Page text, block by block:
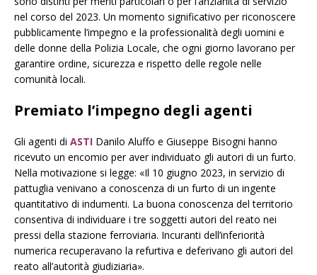
nel corso del 2023. Un momento significativo per riconoscere
pubblicamente l’impegno e la professionalità degli uomini e
delle donne della Polizia Locale, che ogni giorno lavorano per
garantire ordine, sicurezza e rispetto delle regole nelle
comunità locali.
Premiato l’impegno degli agenti
Gli agenti di ASTI Danilo Aluffo e Giuseppe Bisogni hanno
ricevuto un encomio per aver individuato gli autori di un furto.
Nella motivazione si legge: «Il 10 giugno 2023, in servizio di
pattuglia venivano a conoscenza di un furto di un ingente
quantitativo di indumenti. La buona conoscenza del territorio
consentiva di individuare i tre soggetti autori del reato nei
pressi della stazione ferroviaria. Incuranti dell’inferiorità
numerica recuperavano la refurtiva e deferivano gli autori del
reato all’autorità giudiziaria».